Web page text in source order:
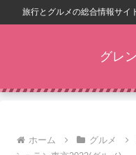
旅行とグルメの総合情報サイ
グレ
ホーム グルメ